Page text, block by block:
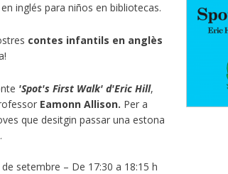
inglés para niños en bibliotecas.
contes infantils en anglès
'Spot's First Walk' d'Eric Hill,
Eamonn Allison. Per a
que desitgin passar una estona
setembre – De 17:30 a 18:15 h